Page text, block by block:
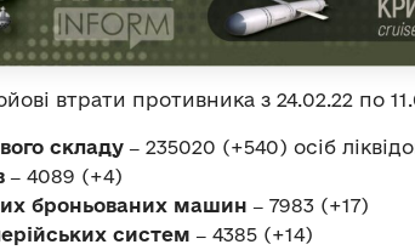
втрати противника з 24.02.22 по
складу ‒ 235020 (+540) осіб
‒ 4089 (+4)
броньованих машин ‒ 7983 (+17)
систем ‒ 4385 (+14)